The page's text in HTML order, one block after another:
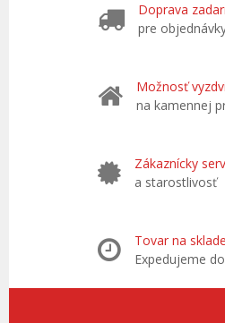
Doprava
pre
Možnosť
na kamennej
Zákaznícky
a starostlivosť
Tovar na sklade
Expedujeme